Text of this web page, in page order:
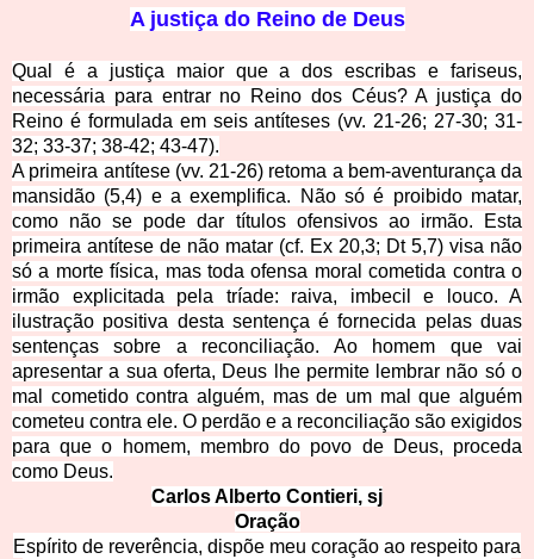
A justiça do Reino de Deus
Qual é a justiça maior que a dos escribas e fariseus,
necessária para entrar no Reino dos Céus? A justiça do
Reino é formulada em seis antíteses (vv. 21-26; 27-30; 31-
32; 33-37; 38-42; 43-47).
A primeira antítese (vv. 21-26) retoma a bem-aventurança da
mansidão (5,4) e a exemplifica. Não só é proibido matar,
como não se pode dar títulos ofensivos ao irmão. Esta
primeira antítese de não matar (cf. Ex 20,3; Dt 5,7) visa não
só a morte física, mas toda ofensa moral cometida contra o
irmão explicitada pela tríade: raiva, imbecil e louco. A
ilustração positiva desta sentença é fornecida pelas duas
sentenças sobre a reconciliação. Ao homem que vai
apresentar a sua oferta, Deus lhe permite lembrar não só o
mal cometido contra alguém, mas de um mal que alguém
cometeu contra ele. O perdão e a reconciliação são exigidos
para que o homem, membro do povo de Deus, proceda
como Deus.
Carlos Alberto Contieri, sj
Oração
Espírito de reverência, dispõe meu coração ao respeito para